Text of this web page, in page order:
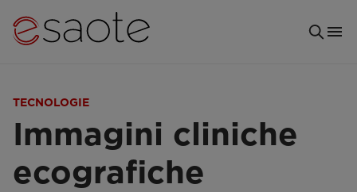
TECNOLOGIE
Immagini cliniche
ecografiche